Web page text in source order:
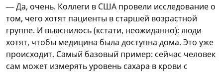
— Да, очень. Коллеги в США провели исследование о
том, чего хотят пациенты в старшей возрастной
группе. И выяснилось (кстати, неожиданно): люди
хотят, чтобы медицина была доступна дома. Это уже
происходит. Самый базовый пример: сейчас человек
сам может измерять уровень сахара в крови с